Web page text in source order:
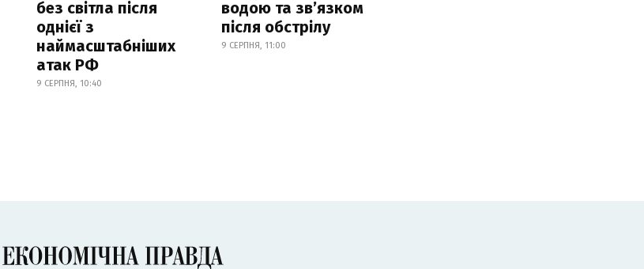
без світла після
однієї з
наймасштабніших
атак РФ
9 СЕРПНЯ, 10:40
водою та звʼязком
після обстрілу
9 СЕРПНЯ, 11:00